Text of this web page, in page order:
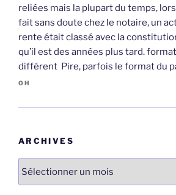
reliées mais la plupart du temps,
fait sans doute chez le notaire, un
rente était classé avec la
qu’il est des années plus tard.
différent Pire, parfois le format du
OH
ARCHIVES